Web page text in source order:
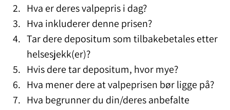
Hva er deres valpepris i dag?
Hva inkluderer denne prisen?
Tar dere depositum som tilbakebetales etter
helsesjekk(er)?
Hvis dere tar depositum, hvor mye?
Hva mener dere at valpeprisen bør ligge på?
Hva begrunner du din/deres anbefalte